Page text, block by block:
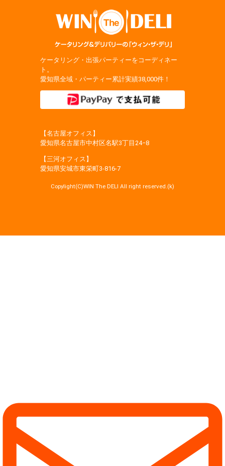
ケータリング・出張パーティーをコーディネー
ト。
愛知県全域・パーティー累計実績38,000件！
【名古屋オフィス】
愛知県名古屋市中村区名駅3丁目24−8
【三河オフィス】
愛知県安城市東栄町3‐816‐7
Copylight(C)WIN The DELI All right reserved.(k)